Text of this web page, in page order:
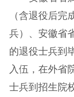
（含退役后
兵）、安徽省
的退役士兵到
入伍，在外省
士兵到招生院